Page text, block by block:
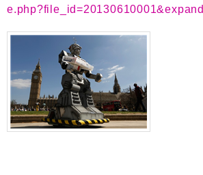
e.php?file_id=20130610001&expand